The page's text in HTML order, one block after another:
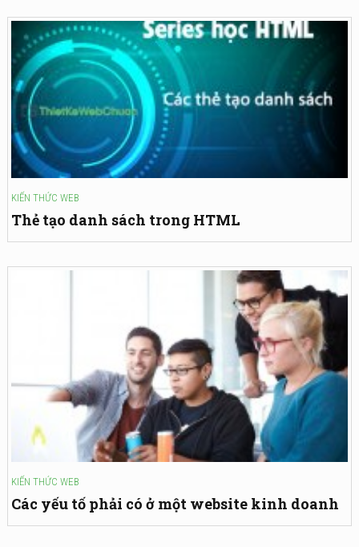
KIẾN THỨC WEB
Thẻ tạo danh sách trong HTML
KIẾN THỨC WEB
Các yếu tố phải có ở một website kinh doanh